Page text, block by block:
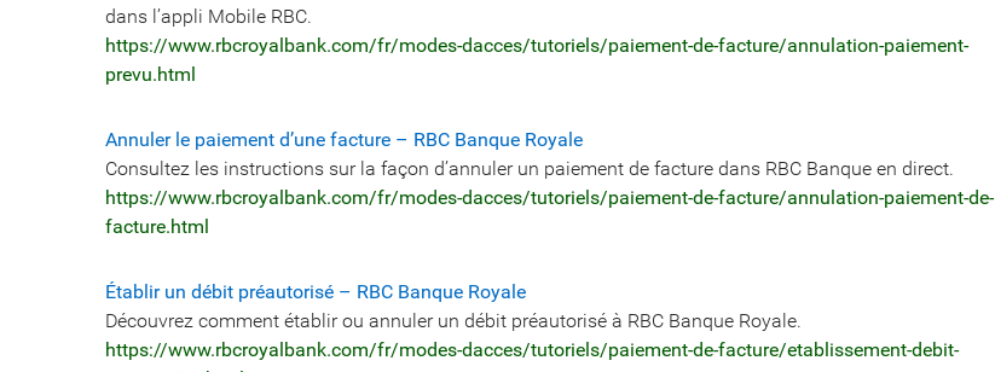
dans l’appli Mobile RBC.
https://www.rbcroyalbank.com/fr/modes-dacces/tutoriels/paiement-de-facture/annulation-paiement-
prevu.html
Annuler le paiement d’une facture – RBC Banque Royale
Consultez les instructions sur la façon d’annuler un paiement de facture dans RBC Banque en direct.
https://www.rbcroyalbank.com/fr/modes-dacces/tutoriels/paiement-de-facture/annulation-paiement-de-
facture.html
Établir un débit préautorisé – RBC Banque Royale
Découvrez comment établir ou annuler un débit préautorisé à RBC Banque Royale.
https://www.rbcroyalbank.com/fr/modes-dacces/tutoriels/paiement-de-facture/etablissement-debit-